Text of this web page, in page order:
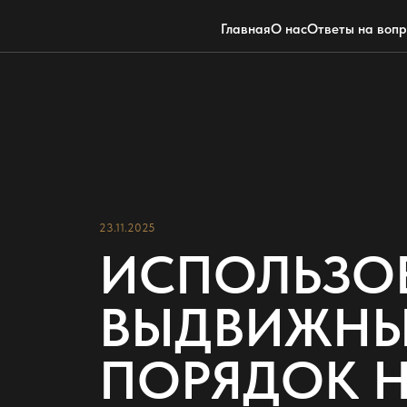
ГлавнаяО насОтветы на
23.11.2025
ПОРЯДОК